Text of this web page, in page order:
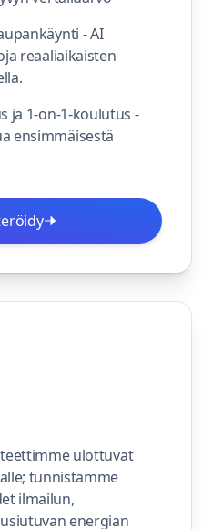
- AI
reaaliaikaisten
ja 1-on-1-koulutus -
ensimmäisestä
ulottuvat
tunnistamme
ilmailun,
energian